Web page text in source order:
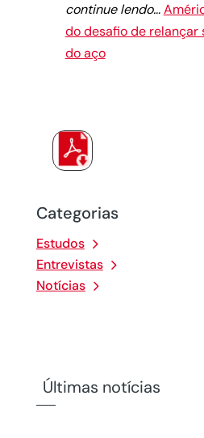
Categorias
Estudos
Entrevistas
Notícias
continue lendo…
do desafio de relançar
do aço
Últimas notícias